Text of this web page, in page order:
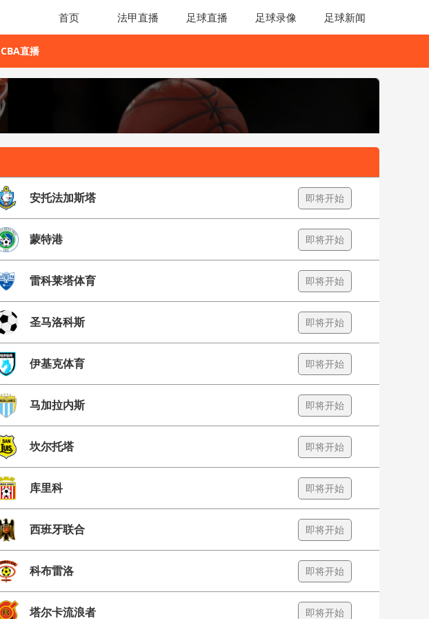
首页 法甲直播 足球直播 足球录像 足球新闻
CBA直播
安托法加斯塔 即将开始
蒙特港 即将开始
雷科莱塔体育 即将开始
圣马洛科斯 即将开始
伊基克体育 即将开始
马加拉内斯 即将开始
坎尔托塔 即将开始
库里科 即将开始
西班牙联合 即将开始
科布雷洛 即将开始
塔尔卡流浪者 即将开始